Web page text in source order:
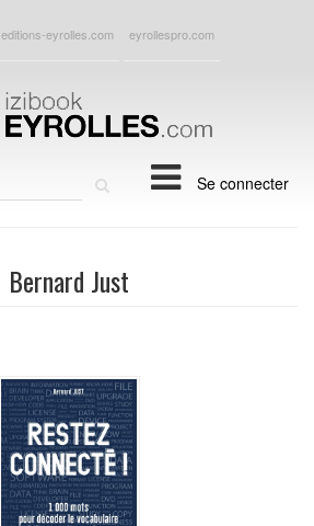
editions-eyrolles.com eyrollespro.com
Se connecter
Bernard Just